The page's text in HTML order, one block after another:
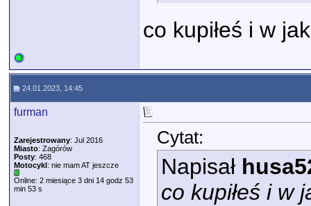
co kupiłeś i w
24.01.2023, 14:45
furman
Zarejestrowany: Jul 2016
Miasto: Zagórów
Posty: 468
Motocykl: nie mam AT jeszcze
Online: 2 miesiące 3 dni 14 godz 53
min 53 s
Cytat:
Napisał
co kupiłeś i w